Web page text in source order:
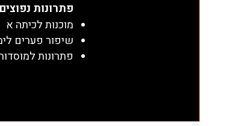
​פתרונות
מוכנות לכיתה א
שיפור פערים
פתרונות